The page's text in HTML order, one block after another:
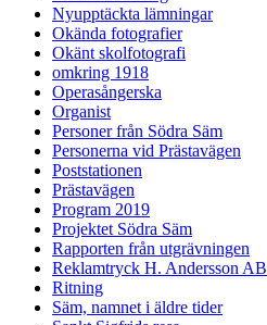
Nyupptäckta lämningar
Okända fotografier
Okänt skolfotografi
omkring 1918
Operasångerska
Organist
Personer från Södra Säm
Personerna vid Prästavägen
Poststationen
Prästavägen
Program 2019
Projektet Södra Säm
Rapporten från utgrävningen
Reklamtryck H. Andersson AB
Ritning
Säm, namnet i äldre tider